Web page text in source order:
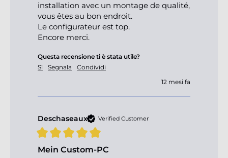
installation avec un montage de qualité,
vous êtes au bon endroit.
Le configurateur est top.
Encore merci.
Questa recensione ti è stata utile?
Sì
Segnala
Condividi
12 mesi fa
Verified Customer
Deschaseaux
Mein Custom-PC